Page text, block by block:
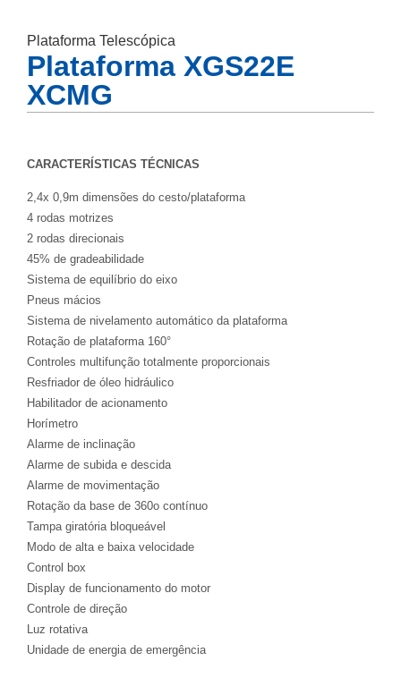
Plataforma Telescópica
Plataforma XGS22E
XCMG
CARACTERÍSTICAS TÉCNICAS
2,4x 0,9m dimensões do cesto/plataforma
4 rodas motrizes
2 rodas direcionais
45% de gradeabilidade
Sistema de equilíbrio do eixo
Pneus mácios
Sistema de nivelamento automático da plataforma
Rotação de plataforma 160°
Controles multifunção totalmente proporcionais
Resfriador de óleo hidráulico
Habilitador de acionamento
Horímetro
Alarme de inclinação
Alarme de subida e descida
Alarme de movimentação
Rotação da base de 360o contínuo
Tampa giratória bloqueável
Modo de alta e baixa velocidade
Control box
Display de funcionamento do motor
Controle de direção
Luz rotativa
Unidade de energia de emergência